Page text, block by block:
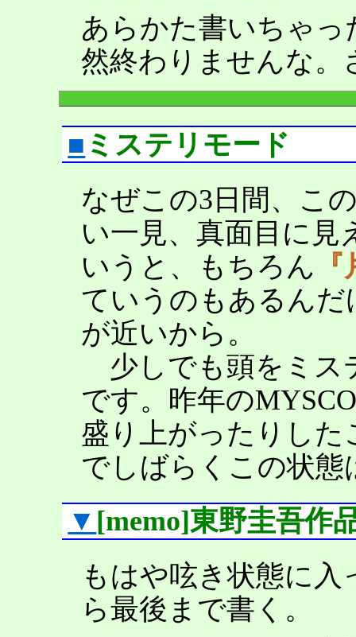
あらかた書いちゃ
然終わりませんな。
■ ミステリモード
なぜこの3日間、こ
い一見、真面目に
いうと、もちろん
ていうのもあるん
が近いから。
少しでも頭をミス
です。昨年の
盛り上がったりし
でしばらくこの状態
▼ [memo]東野圭吾作
もはや呟き状態に
ら最後まで書く。